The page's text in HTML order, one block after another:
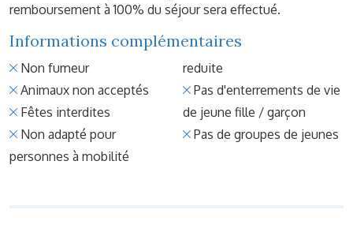
remboursement à 100% du séjour sera effectué.
Informations complémentaires
Non fumeur
Animaux non acceptés
Fêtes interdites
personnes à mobilité
reduite
de jeune fille / garçon
Pas de groupes de jeunes